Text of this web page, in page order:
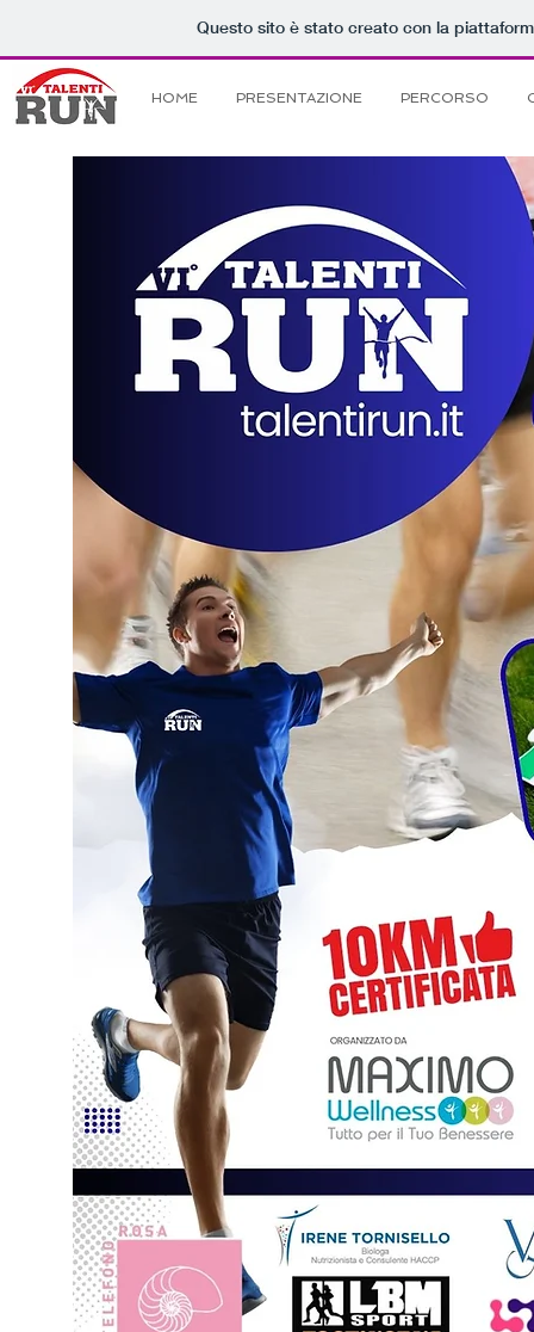
Questo sito è stato creato con la
HOME PRESENTAZIONE PERCORSO